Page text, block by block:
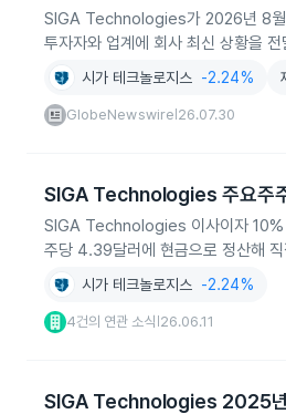
SIGA Technologies가 2026년 8월
투자자와 업계에 회사 최신 상황을
시가 테크놀로지스 -2.24%
GlobeNewswire 26.07.30
SIGA Technologies 주요주
SIGA Technologies 이사이자 10%
주당 4.39달러에 현금으로 정산해
시가 테크놀로지스 -2.24%
4건의 연관 소식 26.06.11
SIGA Technologies 2025년